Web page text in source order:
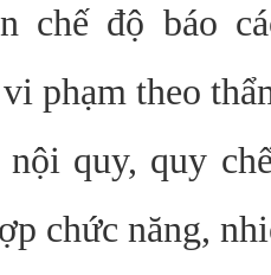
chế độ báo
phạm theo
nội quy, quy
chức năng,